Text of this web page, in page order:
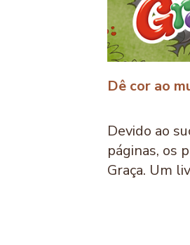
Dê cor ao
Devido ao
páginas, os
Graça. Um